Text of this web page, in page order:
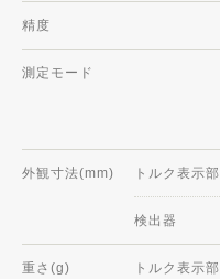
精度
測定モード
外観寸法(mm) トルク表示部
検出器
重さ(g) トルク表示部